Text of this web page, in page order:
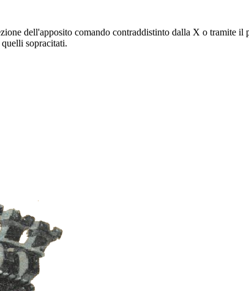
dell'apposito comando contraddistinto dalla X o tramite
sopracitati.